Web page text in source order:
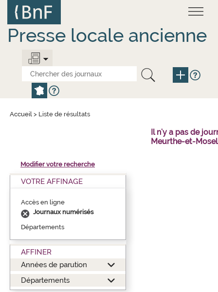
contenu
principal
Presse locale ancienne
Accueil > Liste de résultats
Il n'y a pas de
Meurthe-et-
Modifier votre recherche
VOTRE AFFINAGE
Accès en ligne
Journaux numérisés
Départements
AFFINER
Années de parution
Départements
Panneau de gestion des cookies